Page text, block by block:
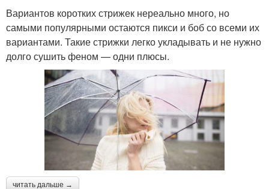
Вариантов коротких стрижек нереально много, но
самыми популярными остаются пикси и боб со всеми их
вариантами. Такие стрижки легко укладывать и не нужно
долго сушить феном — одни плюсы.
читать дальше →